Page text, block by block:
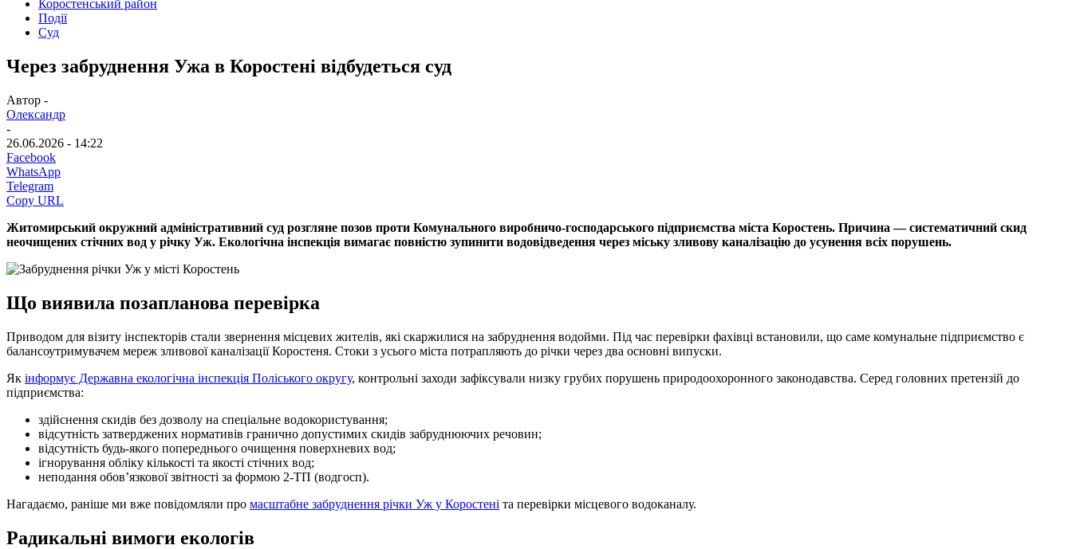
Коростенський район
Події
Суд
Через забруднення Ужа в Коростені відбудеться суд
Автор -
Олександр
-
26.06.2026 - 14:22
Facebook
WhatsApp
Telegram
Copy URL
Житомирський окружний адміністративний суд розгляне позов проти Комунального виробничо-господарського підприємства міста Коростень. Причина — систематичний скид
неочищених стічних вод у річку Уж. Екологічна інспекція вимагає повністю зупинити водовідведення через міську зливову каналізацію до усунення всіх порушень.
Що виявила позапланова перевірка
Приводом для візиту інспекторів стали звернення місцевих жителів, які скаржилися на забруднення водойми. Під час перевірки фахівці встановили, що саме комунальне підприємство є
балансоутримувачем мереж зливової каналізації Коростеня. Стоки з усього міста потрапляють до річки через два основні випуски.
Як інформує Державна екологічна інспекція Поліського округу, контрольні заходи зафіксували низку грубих порушень природоохоронного законодавства. Серед головних претензій до
підприємства:
здійснення скидів без дозволу на спеціальне водокористування;
відсутність затверджених нормативів гранично допустимих скидів забруднюючих речовин;
відсутність будь-якого попереднього очищення поверхневих вод;
ігнорування обліку кількості та якості стічних вод;
неподання обов’язкової звітності за формою 2-ТП (водгосп).
Нагадаємо, раніше ми вже повідомляли про масштабне забруднення річки Уж у Коростені та перевірки місцевого водоканалу.
Радикальні вимоги екологів